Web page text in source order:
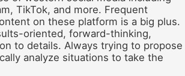
TikTok, and more. Frequent
on these platform is a big plus.
oriented, forward-thinking,
to details. Always trying to propose
analyze situations to take the